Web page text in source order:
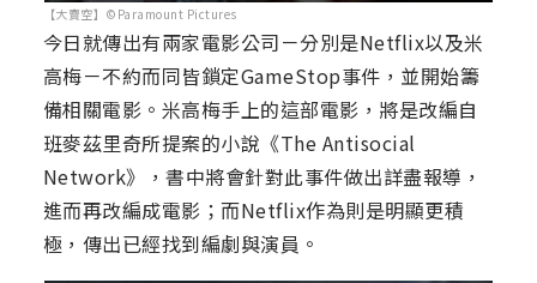
【大賣空】©Paramount Pictures
今日就傳出有兩家電影公司－分別是Netflix以及米
高梅－不約而同皆鎖定GameStop事件，並開始籌
備相關電影。米高梅手上的這部電影，將是改編自
班麥茲里奇所提案的小說《The Antisocial
Network》，書中將會針對此事件做出詳盡報導，
進而再改編成電影；而Netflix作為則是明顯更積
極，傳出已經找到編劇與演員。